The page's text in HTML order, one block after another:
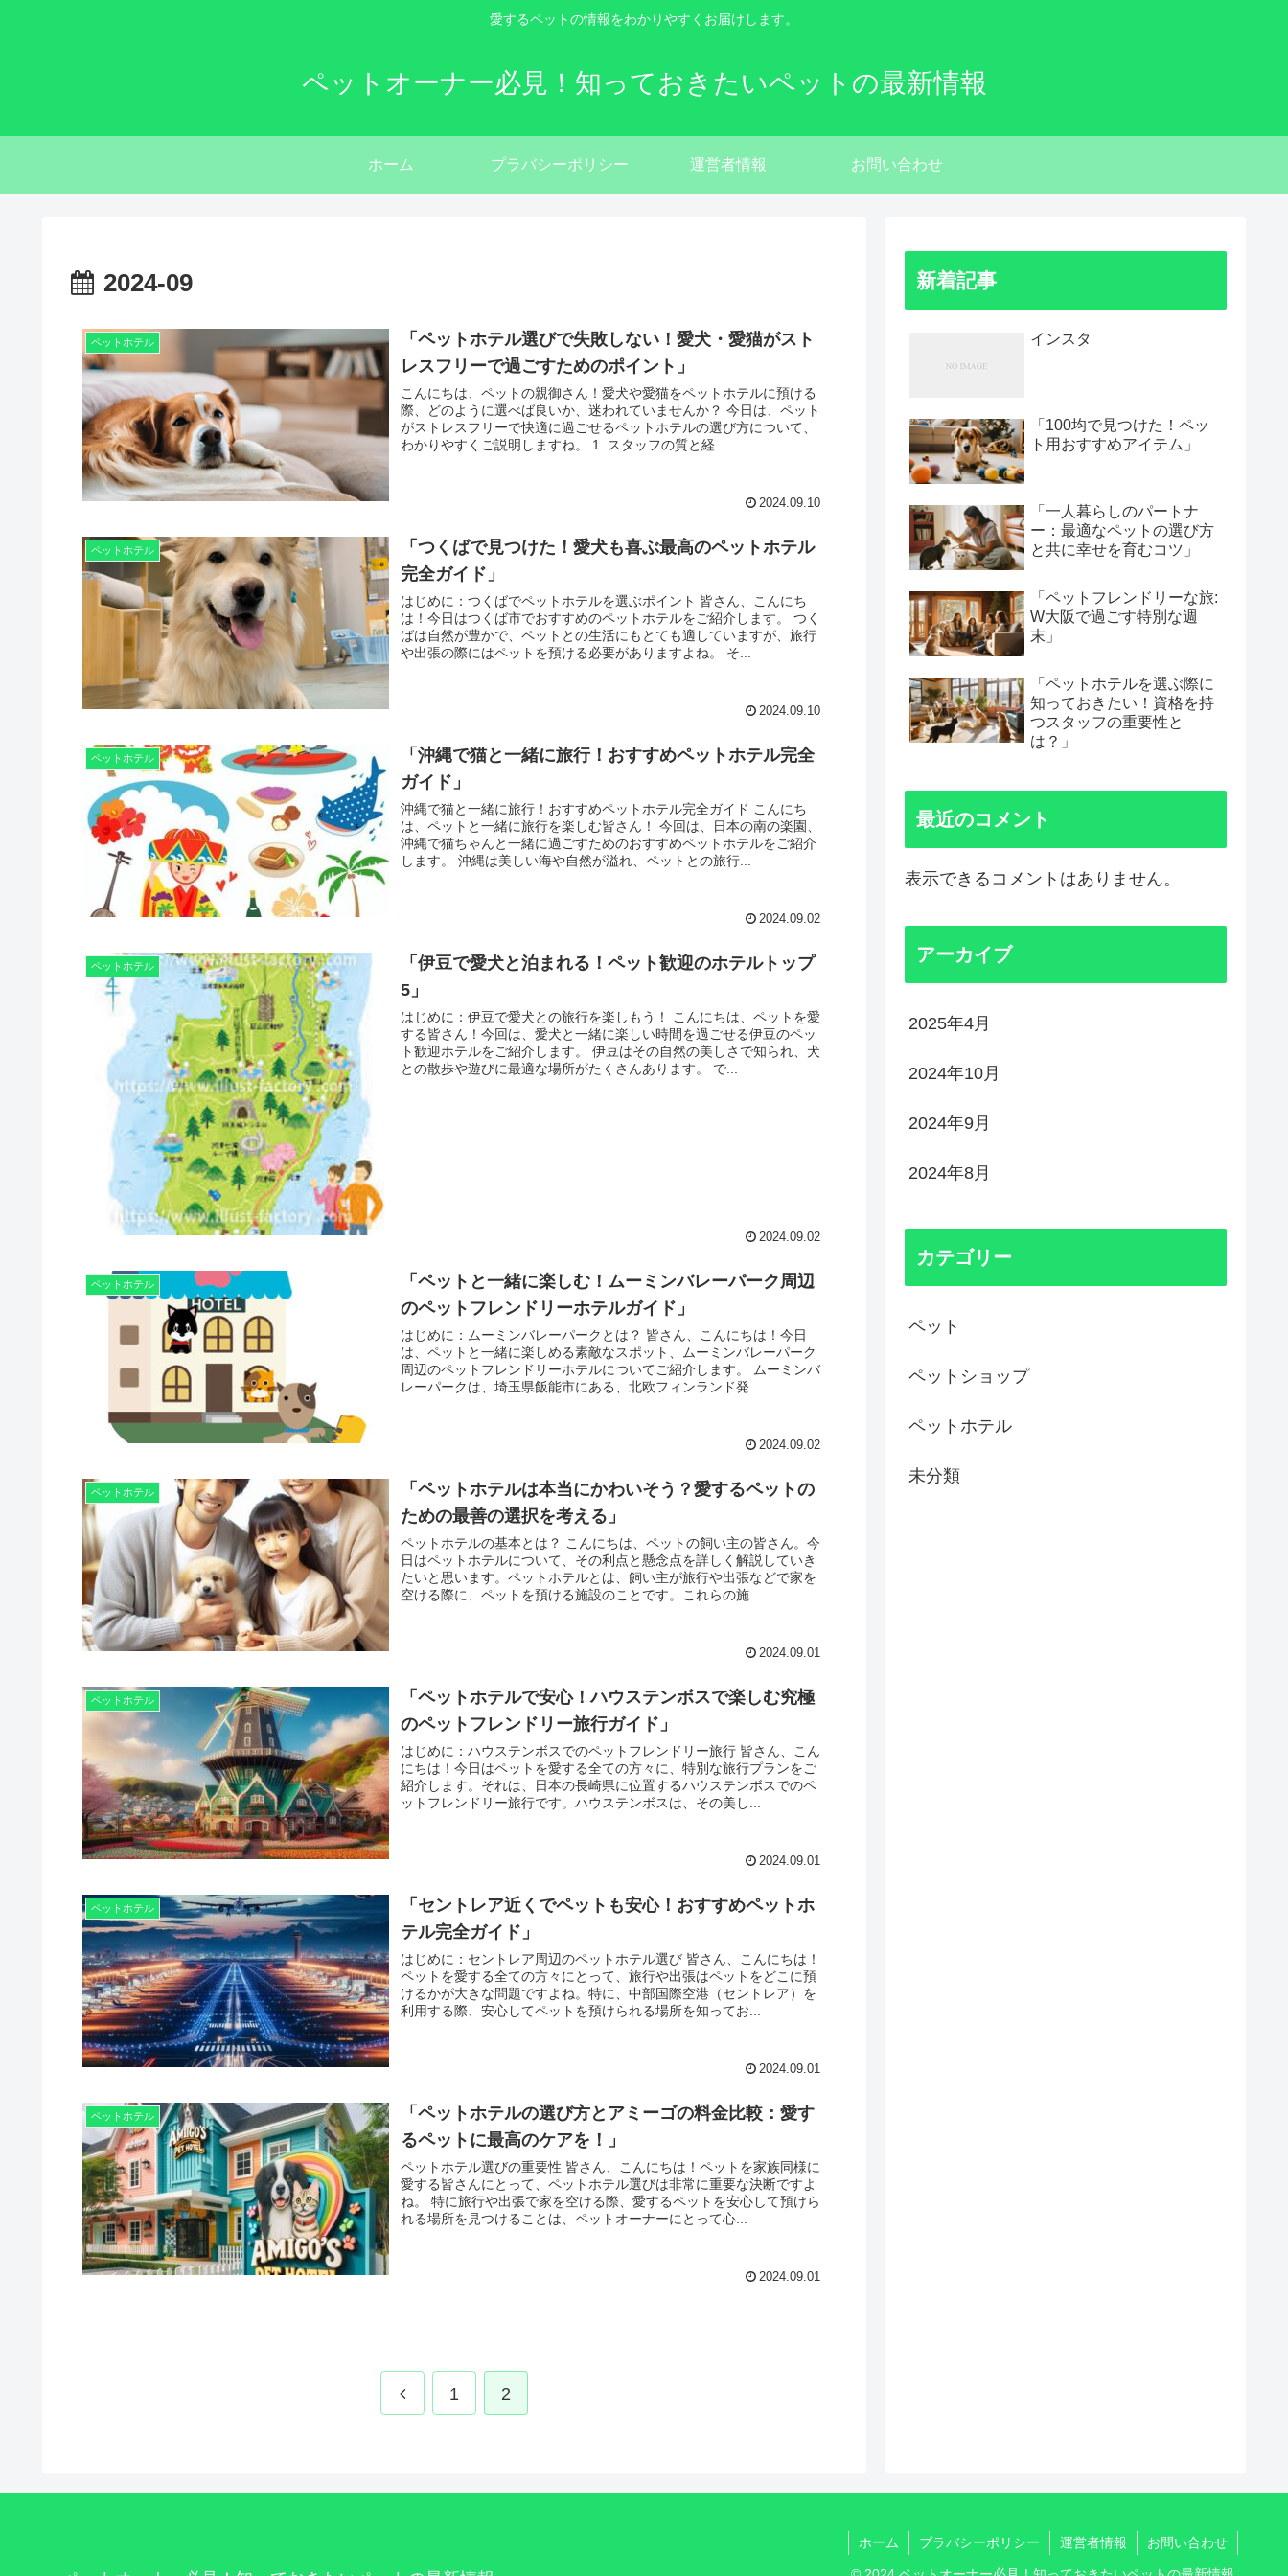
愛するペットの情報をわかりやすくお届けします。
ペットオーナー必見！知っておきたいペットの最新情報
ホーム プラバシーポリシー 運営者情報 お問い合わせ
2024-09
ペットホテル
「ペットホテル選びで失敗しない！愛犬・愛猫がスト
レスフリーで過ごすためのポイント」
こんにちは、ペットの親御さん！愛犬や愛猫をペットホテルに預ける
際、どのように選べば良いか、迷われていませんか？ 今日は、ペット
がストレスフリーで快適に過ごせるペットホテルの選び方について、
わかりやすくご説明しますね。 1. スタッフの質と経...
2024.09.10
ペットホテル
「つくばで見つけた！愛犬も喜ぶ最高のペットホテル
完全ガイド」
はじめに：つくばでペットホテルを選ぶポイント 皆さん、こんにち
は！今日はつくば市でおすすめのペットホテルをご紹介します。 つく
ばは自然が豊かで、ペットとの生活にもとても適していますが、旅行
や出張の際にはペットを預ける必要がありますよね。 そ...
2024.09.10
ペットホテル
「沖縄で猫と一緒に旅行！おすすめペットホテル完全
ガイド」
沖縄で猫と一緒に旅行！おすすめペットホテル完全ガイド こんにち
は、ペットと一緒に旅行を楽しむ皆さん！ 今回は、日本の南の楽園、
沖縄で猫ちゃんと一緒に過ごすためのおすすめペットホテルをご紹介
します。 沖縄は美しい海や自然が溢れ、ペットとの旅行...
2024.09.02
ペットホテル
「伊豆で愛犬と泊まれる！ペット歓迎のホテルトップ
5」
はじめに：伊豆で愛犬との旅行を楽しもう！ こんにちは、ペットを愛
する皆さん！今回は、愛犬と一緒に楽しい時間を過ごせる伊豆のペッ
ト歓迎ホテルをご紹介します。 伊豆はその自然の美しさで知られ、犬
との散歩や遊びに最適な場所がたくさんあります。 で...
2024.09.02
ペットホテル
「ペットと一緒に楽しむ！ムーミンバレーパーク周辺
のペットフレンドリーホテルガイド」
はじめに：ムーミンバレーパークとは？ 皆さん、こんにちは！今日
は、ペットと一緒に楽しめる素敵なスポット、ムーミンバレーパーク
周辺のペットフレンドリーホテルについてご紹介します。 ムーミンバ
レーパークは、埼玉県飯能市にある、北欧フィンランド発...
2024.09.02
ペットホテル
「ペットホテルは本当にかわいそう？愛するペットの
ための最善の選択を考える」
ペットホテルの基本とは？ こんにちは、ペットの飼い主の皆さん。今
日はペットホテルについて、その利点と懸念点を詳しく解説していき
たいと思います。ペットホテルとは、飼い主が旅行や出張などで家を
空ける際に、ペットを預ける施設のことです。これらの施...
2024.09.01
ペットホテル
「ペットホテルで安心！ハウステンボスで楽しむ究極
のペットフレンドリー旅行ガイド」
はじめに：ハウステンボスでのペットフレンドリー旅行 皆さん、こん
にちは！今日はペットを愛する全ての方々に、特別な旅行プランをご
紹介します。それは、日本の長崎県に位置するハウステンボスでのペ
ットフレンドリー旅行です。ハウステンボスは、その美し...
2024.09.01
ペットホテル
「セントレア近くでペットも安心！おすすめペットホ
テル完全ガイド」
はじめに：セントレア周辺のペットホテル選び 皆さん、こんにちは！
ペットを愛する全ての方々にとって、旅行や出張はペットをどこに預
けるかが大きな問題ですよね。特に、中部国際空港（セントレア）を
利用する際、安心してペットを預けられる場所を知ってお...
2024.09.01
ペットホテル
「ペットホテルの選び方とアミーゴの料金比較：愛す
るペットに最高のケアを！」
ペットホテル選びの重要性 皆さん、こんにちは！ペットを家族同様に
愛する皆さんにとって、ペットホテル選びは非常に重要な決断ですよ
ね。 特に旅行や出張で家を空ける際、愛するペットを安心して預けら
れる場所を見つけることは、ペットオーナーにとって心...
2024.09.01
前 1 2
新着記事
インスタ
「100均で見つけた！ペッ
ト用おすすめアイテム」
「一人暮らしのパートナ
ー：最適なペットの選び方
と共に幸せを育むコツ」
「ペットフレンドリーな旅:
W大阪で過ごす特別な週
末」
「ペットホテルを選ぶ際に
知っておきたい！資格を持
つスタッフの重要性と
は？」
最近のコメント
表示できるコメントはありません。
アーカイブ
2025年4月
2024年10月
2024年9月
2024年8月
カテゴリー
ペット
ペットショップ
ペットホテル
未分類
ホーム プラバシーポリシー 運営者情報 お問い合わせ